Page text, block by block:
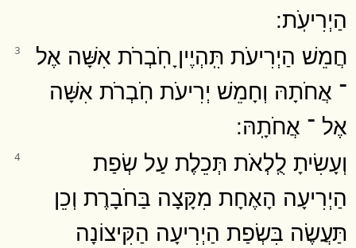
הַיְרִיעֹֽת ׃
3
חֲמֵשׁ הַיְרִיעֹת תִּֽהְיֶיןָ חֹֽבְרֹת אִשָּׁה אֶל
־ אֲחֹתָהּ וְחָמֵשׁ יְרִיעֹת חֹֽבְרֹת אִשָּׁה
אֶל ־ אֲחֹתָֽהּ ׃
4
וְעָשִׂיתָ לֻֽלְאֹת תְּכֵלֶת עַל שְׂפַת
הַיְרִיעָה הָאֶחָת מִקָּצָה בַּחֹבָרֶת וְכֵן
תַּעֲשֶׂה בִּשְׂפַת הַיְרִיעָה הַקִּיצוֹנָה